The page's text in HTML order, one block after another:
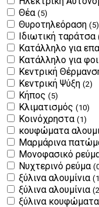
Θέα (5)
Θυροτηλεόραση (5)
Ιδιωτική ταράτσα
Κατάλληλο για
Κατάλληλο για
Κεντρική
Κεντρική Ψύξη (2)
Κήπος (5)
Κλιματισμός (10)
Κοινόχρηστα (1)
κουφώματα
Μαρμάρινα
Μονοφασικό
Νυχτερινό ρεύμα
ξύλινα αλουμίνια
ξύλινα αλουμίνια
ξύλινα κουφώματα